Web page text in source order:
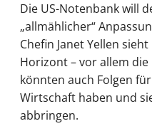
Die US-Notenbank will
„allmählicher“
Chefin Janet Yellen
Horizont – vor allem
könnten auch Folgen
Wirtschaft haben und
abbringen.